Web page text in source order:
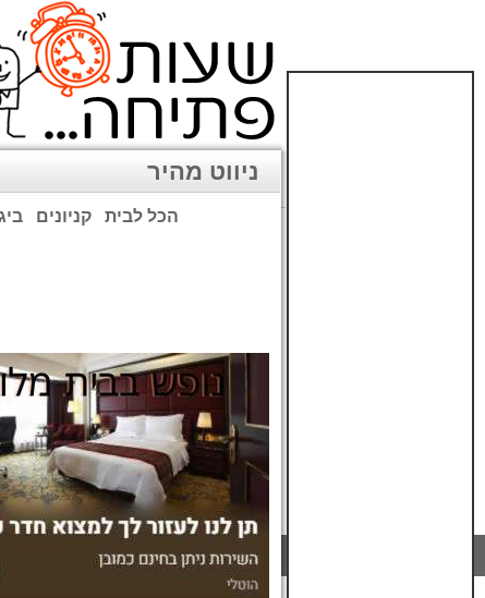
ניווט מהיר
קניונים הכל לבית